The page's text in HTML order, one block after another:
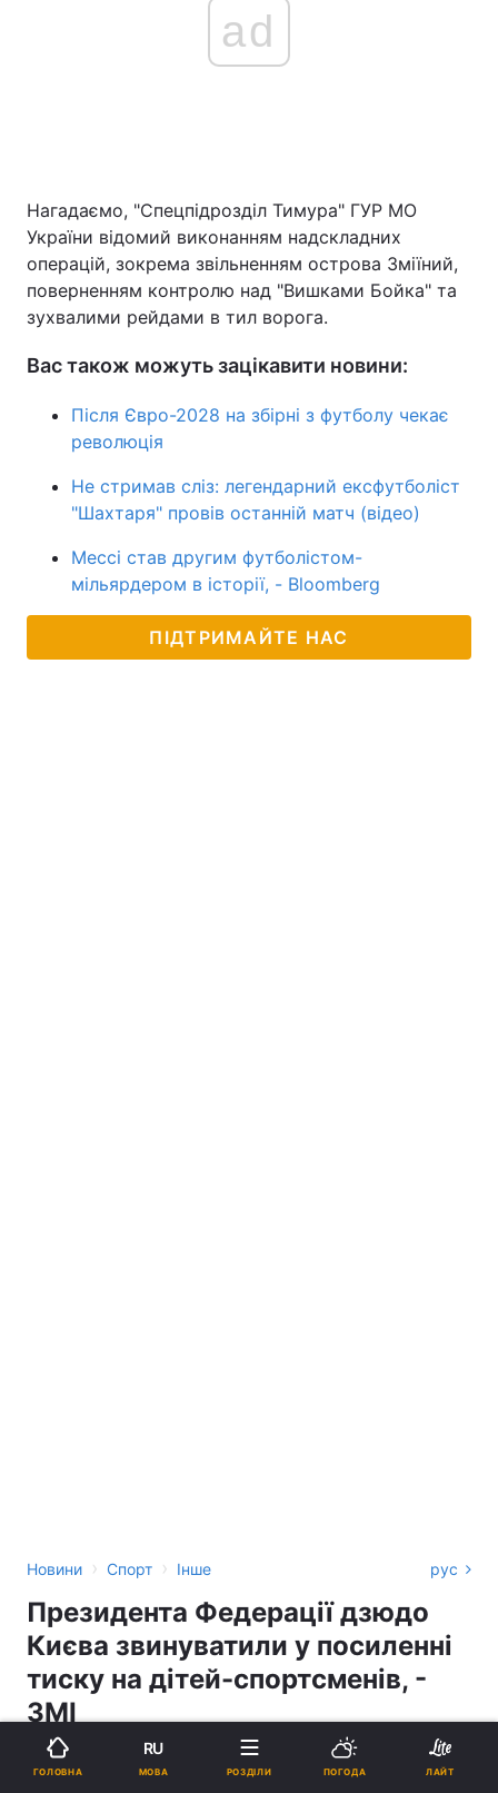
ad
Нагадаємо, "Спецпідрозділ Тимура" ГУР МО
України відомий виконанням надскладних
операцій, зокрема звільненням острова Зміїний,
поверненням контролю над "Вишками Бойка" та
зухвалими рейдами в тил ворога.
Вас також можуть зацікавити новини:
Після Євро-2028 на збірні з футболу чекає
революція
Не стримав сліз: легендарний ексфутболіст
"Шахтаря" провів останній матч (відео)
Мессі став другим футболістом-
мільярдером в історії, - Bloomberg
ПІДТРИМАЙТЕ НАС
Новини › Спорт › Інше рус
Президента Федерації дзюдо
Києва звинуватили у посиленні
тиску на дітей-спортсменів, -
ЗМІ
ІВАН БОЙКО
ГОЛОВНА
RU
МОВА РОЗДІЛИ ПОГОДА ЛАЙТ